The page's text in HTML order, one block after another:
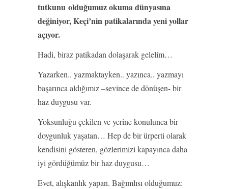
tutkunu olduğumuz okuma dünyasına
değiniyor, Keçi’nin patikalarında yeni yollar
açıyor.
Hadi, biraz patikadan dolaşarak gelelim…
Yazarken.. yazmaktayken.. yazınca.. yazmayı
başarınca aldığımız –sevince de dönüşen- bir
haz duygusu var.
Yoksunluğu çekilen ve yerine konulunca bir
doygunluk yaşatan… Hep de bir ürperti olarak
kendisini gösteren, gözlerimizi kapayınca daha
iyi gördüğümüz bir haz duygusu…
Evet, alışkanlık yapan. Bağımlısı olduğumuz: